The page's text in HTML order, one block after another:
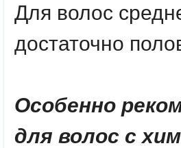
Для волос
достаточно
Особенно
для волос с